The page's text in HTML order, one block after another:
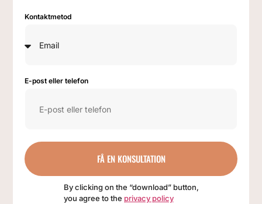
Kontaktmetod
E-post eller telefon
FÅ EN KONSULTATION
By clicking on the “download” button,
you agree to the privacy policy